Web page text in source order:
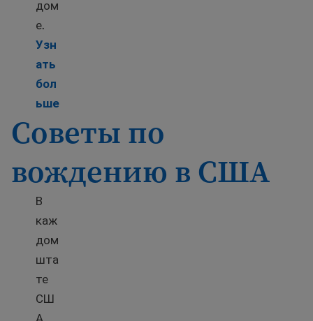
дом
е.
Узн
ать
бол
ьшеLearn more about How to prepare for a move
Советы по
вождению в США
В
каж
дом
шта
те
СШ
А